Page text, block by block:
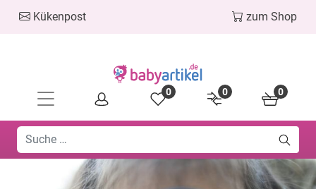
Kükenpost zum Shop
0
0
0